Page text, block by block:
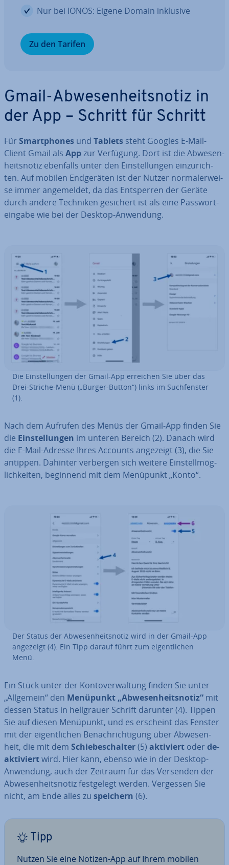
Nur bei IONOS: Eigene Domain inklusive
Zu den Tarifen
Gmail-Ab­we­sen­heits­no­tiz in
der App – Schritt für Schritt
Für Smart­phones und Tablets steht Googles E-Mail-
Client Gmail als Appzur Verfügung. Dort ist die Ab­we­sen­
heits­no­tiz ebenfalls unter den Ein­stel­lun­gen ein­zu­rich­
ten. Auf mobilen End­ge­rä­ten ist der Nutzer nor­ma­ler­wei­
se immer an­ge­mel­det, da das Ent­sper­ren der Geräte
durch andere Techniken gesichert ist als eine Pass­wort­
ein­ga­be wie bei der Desktop-Anwendung.
Die Ein­stel­lun­gen der Gmail-App erreichen Sie über das
Drei-Striche-Menü („Burger-Button“) links im Such­fens­ter
(1).
Nach dem Aufrufen des Menüs der Gmail-App finden Sie
die Ein­stel­lun­gen im unteren Bereich (2). Danach wird
die E-Mail-Adresse Ihres Accounts angezeigt (3), die Sie
antippen. Dahinter verbergen sich weitere Ein­stell­mög­
lich­kei­ten, beginnend mit dem Menüpunkt „Konto“.
Der Status der Ab­we­sen­heits­no­tiz wird in der Gmail-App
angezeigt (4). Ein Tipp darauf führt zum ei­gent­li­chen
Menü.
Ein Stück unter der Kon­to­ver­wal­tung finden Sie unter
„Allgemein“ den Menüpunkt „Ab­we­sen­heits­no­tiz“ mit
dessen Status in hell­grau­er Schrift darunter (4). Tippen
Sie auf diesen Menüpunkt, und es erscheint das Fenster
mit der ei­gent­li­chen Be­nach­rich­ti­gung über Ab­we­sen­
heit, die mit dem Schie­be­schal­ter(5) aktiviert oder de­
ak­ti­viertwird. Hier kann, ebenso wie in der Desktop-
Anwendung, auch der Zeitraum für das Versenden der
Ab­we­sen­heits­no­tiz fest­ge­legt werden. Vergessen Sie
nicht, am Ende alles zu speichern (6).
Tipp
Nutzen Sie eine Notizen-App auf Ihrem mobilen